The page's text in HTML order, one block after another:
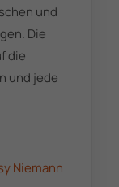
und
Die
die
und jede
Niemann